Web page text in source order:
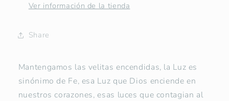
Ver información de la tienda
Share
Mantengamos las velitas encendidas, la Luz es
sinónimo de Fe, esa Luz que Dios enciende en
nuestros corazones, esas luces que contagian al